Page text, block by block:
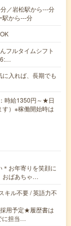
／岩松駅から---分
駅から---分
フルタイムシフト
入れば、長期でも
時給1350円～★日
）※稼働開始時は
＊お年寄りを笑顔に
おばあちゃ…
キル不要 / 英語力不
用予定★履歴書は
に担当…